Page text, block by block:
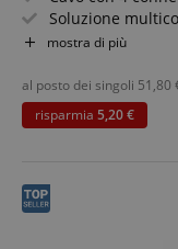
Soluzione
Per trasmissione
Componenti di
Funzionamento
mostra di più
al posto dei singoli 51,80
risparmia 5,20 €